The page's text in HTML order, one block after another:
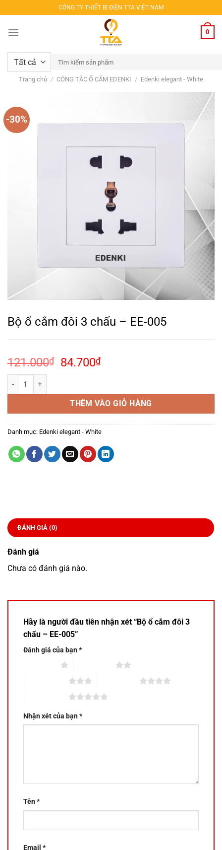
qua
nội
CÔNG TY THIẾT BỊ ĐIỆN TTA VIỆT NAM
0
Tìm
kiếm:
Trang chủ / CÔNG TẮC Ổ CẮM EDENKI / Edenki elegant - White
-30%
Bộ ổ cắm đôi 3 chấu – EE-005
121.000₫
Giá
121.000₫.
84.700₫Giá
là:
84.700₫.
Bộ ổ cắm đôi 3 chấu – EE-005 số lượng
THÊM VÀO GIỎ HÀNG
Danh mục: Edenki elegant - White
ĐÁNH GIÁ (0)
Đánh giá
Chưa có đánh giá nào.
Hãy là người đầu tiên nhận xét “Bộ ổ cắm đôi 3
chấu – EE-005”
Đánh giá của bạn*
Nhận xét của bạn*
Tên*
Email *